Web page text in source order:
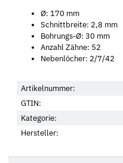
Ø: 170 mm
Schnittbreite: 2,8 mm
Bohrungs-Ø: 30 mm
Anzahl Zähne: 52
Nebenlöcher: 2/7/42
Artikelnummer:
GTIN:
Kategorie:
Hersteller: